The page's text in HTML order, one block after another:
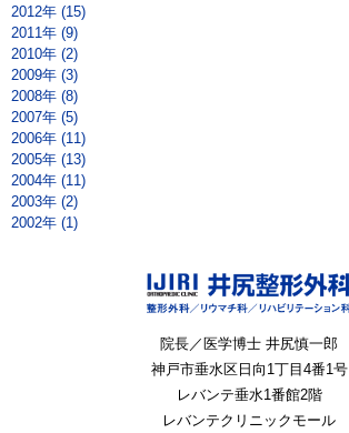
2012年 (15)
2011年 (9)
2010年 (2)
2009年 (3)
2008年 (8)
2007年 (5)
2006年 (11)
2005年 (13)
2004年 (11)
2003年 (2)
2002年 (1)
院長／医学博士 井尻慎一郎
神戸市垂水区日向1丁目4番1号
レバンテ垂水1番館2階
レバンテクリニックモール